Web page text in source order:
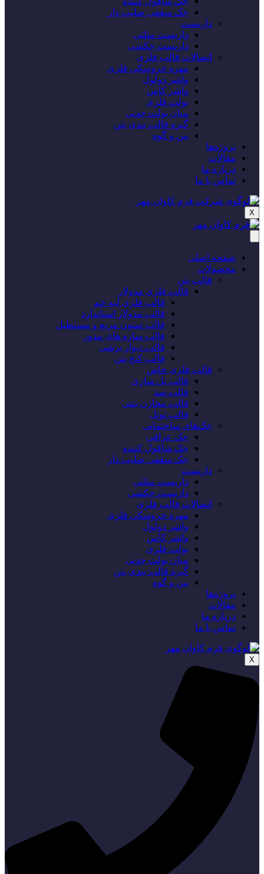
جک سقفی صلیب دار
داربست
داربست مثلثی
داربست چکشی
اتصالات قالب فلزی
مهره خروسکی فلزی
واشر دولول
واشر کاس
بولت فلزی
میان بولت چدنی
گیره قالب بندی بتن
پین و گوه
پروژه‌‌ها
مقالات
درباره ما
تماس با ما
X
صفحه اصلی
محصولات
قالب بتن
قالب فلزی مدولار
قالب فلزی لبه خم
قالب مدولار استاندارد
قالب ستون مربع و مستطیل
قالب سازه های مدور
قالب دیوار برشی
قالب کنج بتن
قالب فلزی خاص
قالب پل سازی
قالب سد
قالب مخازن بتنی
قالب تونل
جک‌های ساختمانی
جک عراقی
جک شاقول کننده
جک سقفی صلیب دار
داربست
داربست مثلثی
داربست چکشی
اتصالات قالب فلزی
مهره خروسکی فلزی
واشر دولول
واشر کاس
بولت فلزی
میان بولت چدنی
گیره قالب بندی بتن
پین و گوه
پروژه‌‌ها
مقالات
درباره ما
تماس با ما
X